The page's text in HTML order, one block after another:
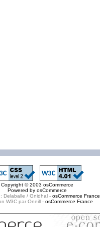
Copyright © 2003 osCommerce
Powered by osCommerce
Delaballe / Gnidhal - osCommerce France
W3C par Oneill - osCommerce France